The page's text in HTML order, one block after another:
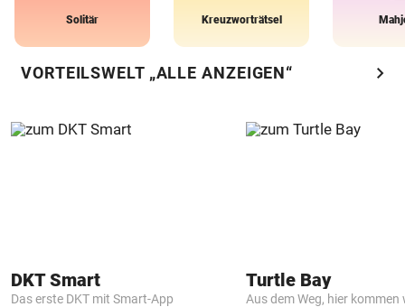
Solitär Kreuzworträtsel
VORTEILSWELT „ALLE ANZEIGEN“ chevron_right
DKT Smart
Das erste DKT mit Smart-App
Turtle Bay
Aus dem Weg, hier kommen